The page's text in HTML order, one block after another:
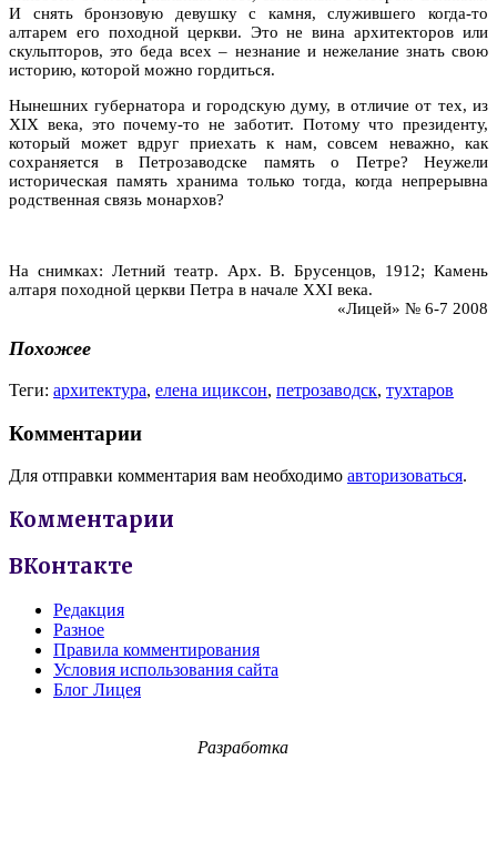
И снять бронзовую девушку с камня, служившего когда-то
алтарем его походной церкви. Это не вина архитекторов или
скульпторов, это беда всех – незнание и нежелание знать свою
историю, которой можно гордиться.
Нынешних губернатора и городскую думу, в отличие от тех, из
XIX века, это почему-то не заботит. Потому что президенту,
который может вдруг приехать к нам, совсем неважно, как
сохраняется в Петрозаводске память о Петре? Неужели
историческая память хранима только тогда, когда непрерывна
родственная связь монархов?
На снимках: Летний театр. Арх. В. Брусенцов, 1912; Камень
алтаря походной церкви Петра в начале XXI века.
«Лицей» № 6-7 2008
Похожее
Теги: архитектура, елена ициксон, петрозаводск, тухтаров
Комментарии
Для отправки комментария вам необходимо авторизоваться.
Комментарии
ВКонтакте
Редакция
Разное
Правила комментирования
Условия использования сайта
Блог Лицея
Разработка